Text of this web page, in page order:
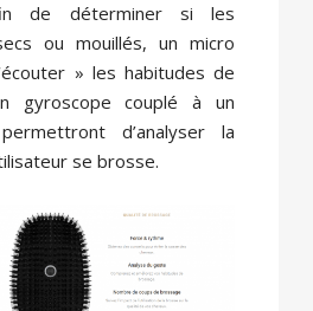
de déterminer si les
ou mouillés, un micro
» les habitudes de
gyroscope couplé à un
d’analyser la
se brosse.